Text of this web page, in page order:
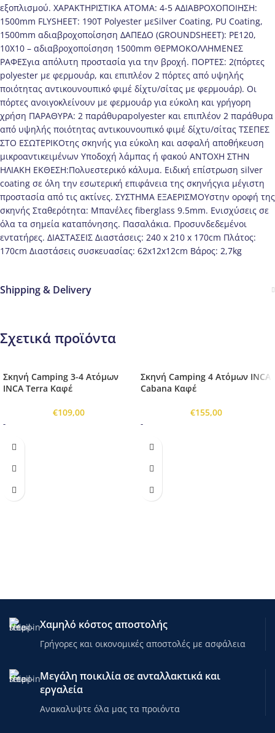
εξοπλισμού. ΧΑΡΑΚΤΗΡΙΣΤΙΚΑ ΑΤΟΜΑ: 4-5 AΔΙΑΒΡΟΧΟΠΟΙΗΣΗ:
1500mm FLYSHEET: 190Τ Polyester μεSilver Coating, PU Coating,
1500mm αδιαβροχοποίσηση ΔΑΠΕΔΟ (GROUNDSHEET): PE120,
10X10 – αδιαβροχοποίσηση 1500mm ΘΕΡΜΟΚΟΛΛΗΜΕΝΕΣ
ΡΑΦΕΣγια απόλυτη προστασία για την βροχή. ΠΟΡΤΕΣ: 2(πόρτες
polyester με φερμουάρ, και επιπλέον 2 πόρτες από υψηλής
ποιότητας αντικουνουπικό φιμέ δίχτυ/σίτας με φερμουάρ). Οι
πόρτες ανοιγοκλείνουν με φερμουάρ για εύκολη και γρήγορη
χρήση ΠΑΡΑΘΥΡΑ: 2 παράθυραpolyester και επιπλέον 2 παράθυρα
από υψηλής ποιότητας αντικουνουπικό φιμέ δίχτυ/σίτας ΤΣΕΠΕΣ
ΣΤΟ ΕΣΩΤΕΡΙΚOτης σκηνής για εύκολη και ασφαλή αποθήκευση
μικροαντικειμένων Υποδοχή λάμπας ή φακού ΑΝΤΟΧΗ ΣΤΗΝ
ΗΛΙΑΚΗ ΕΚΘΕΣΗ:Πολυεστερικό κάλυμα. Ειδική επίστρωση silver
coating σε όλη την εσωτερική επιφάνεια της σκηνήςγια μέγιστη
προστασία από τις ακτίνες. ΣΥΣΤΗΜΑ ΕΞΑΕΡΙΣΜΟΥστην οροφή της
σκηνής Σταθερότητα: Mπανέλες fiberglass 9.5mm. Ενισχύσεις σε
όλα τα σημεία καταπόνησης. Πασαλάκια. Προσυνδεδεμένοι
εντατήρες. ΔΙΑΣΤΑΣΕΙΣ Διαστάσεις: 240 x 210 x 170cm Πλάτος:
170cm Διαστάσεις συσκευασίας: 62x12x12cm Βάρος: 2,7kg
Shipping & Delivery
Σχετικά προϊόντα
Σκηνή Camping 3-4 Ατόμων
INCA Terra Καφέ
€109,00
-
Σκηνή Camping 4 Ατόμων INCA
Cabana Καφέ
€155,00
-
Χαμηλό κόστος αποστολής
Γρήγορες και οικονομικές αποστολές με ασφάλεια
Μεγάλη ποικιλία σε ανταλλακτικά και
εργαλεία
Ανακαλυψτε όλα μας τα προιόντα